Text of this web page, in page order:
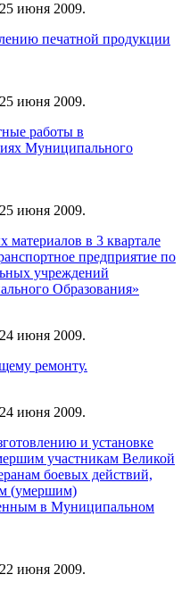
июня 2009.
печатной продукции
июня 2009.
работы в
Муниципального
июня 2009.
материалов в 3 квартале
предприятие по
учреждений
Образования»
июня 2009.
ремонту.
июня 2009.
и установке
участникам Великой
боевых действий,
(умершим)
в Муниципальном
июня 2009.